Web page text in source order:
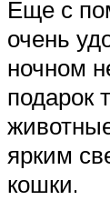
Еще с
очень
ночном
подарок
ярким
кошки.